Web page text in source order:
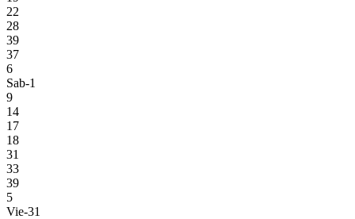
22
28
39
37
6
Sab-1
9
14
17
18
31
33
39
5
Vie-31